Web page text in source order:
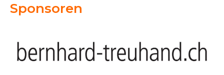
Sponsoren